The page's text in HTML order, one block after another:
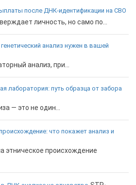
после ДНК-идентификации на СВО
личность, но само по...
анализ нужен в вашей
анализ, при...
лаборатория: путь образца от забора
— это не один...
что покажет анализ и
этническое происхождение